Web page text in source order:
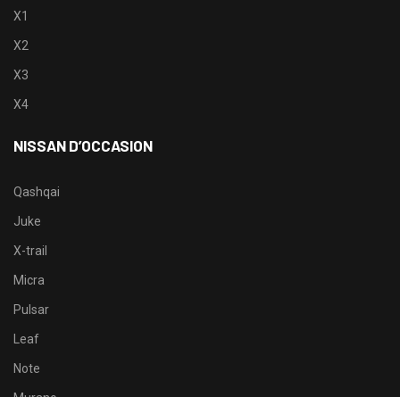
X1
X2
X3
X4
NISSAN D’OCCASION
Qashqai
Juke
X-trail
Micra
Pulsar
Leaf
Note